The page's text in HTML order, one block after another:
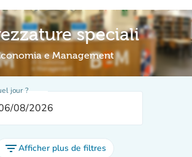
speciali
e Management
jour ?
filter_listAfficher plus de filtres